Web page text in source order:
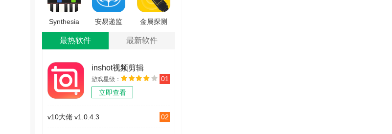
V2.2.0.1
卓免费版
V1.0.3
Synthesia
免费版
V10.8.5681
安易递监
管版
金属探测
最热软件 最新软件
inshot视频剪辑
v1.3.2
游戏星级：
立即查看
01
v10大佬 v1.0.4.3 02